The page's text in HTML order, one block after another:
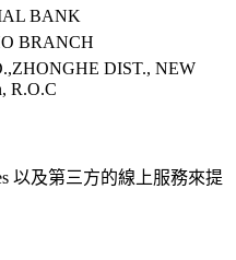
BANK
BRANCH
DIST., NEW
R.O.C
以及第三方的線上服務來提